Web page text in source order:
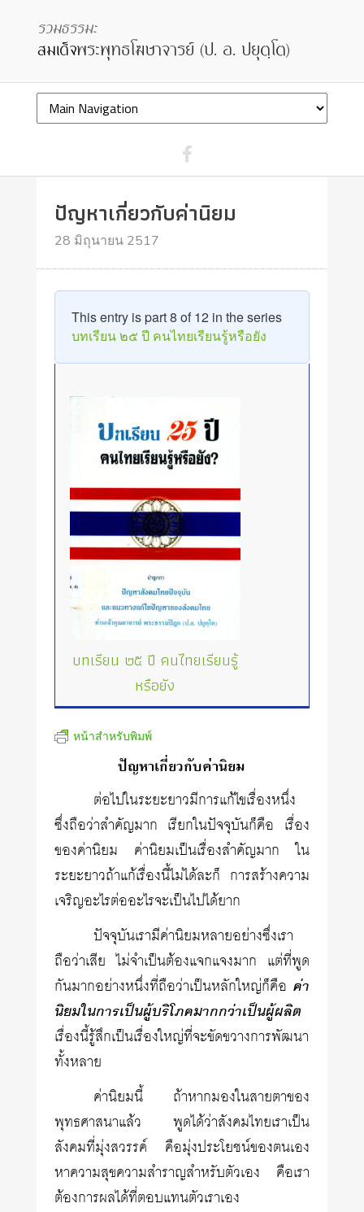
ปัญหาเกี่ยวกับค่านิยม
28 มิถุนายน 2517
This entry is part 8 of 12 in the series
บทเรียน ๒๕ ปี คนไทยเรียนรู้หรือยัง
บทเรียน ๒๕ ปี คนไทยเรียนรู้
หรือยัง
หน้าสำหรับพิมพ์
ปัญหาเกี่ยวกับค่านิยม
ต่อไปในระยะยาวมีการแก้ไขเรื่องหนึ่ง
ซึ่งถือว่าสำคัญมาก เรียกในปัจจุบันก็คือ เรื่อง
ของค่านิยม ค่านิยมเป็นเรื่องสำคัญมาก ใน
ระยะยาวถ้าแก้เรื่องนี้ไม่ได้ละก็ การสร้างความ
เจริญอะไรต่ออะไรจะเป็นไปได้ยาก
ปัจจุบันเรามีค่านิยมหลายอย่างซึ่งเรา
ถือว่าเสีย ไม่จำเป็นต้องแจกแจงมาก แต่ที่พูด
กันมากอย่างหนึ่งที่ถือว่าเป็นหลักใหญ่ก็คือ ค่า
นิยมในการเป็นผู้บริโภคมากกว่าเป็นผู้ผลิต
เรื่องนี้รู้สึกเป็นเรื่องใหญ่ที่จะขัดขวางการพัฒนา
ทั้งหลาย
ค่านิยมนี้ ถ้าหากมองในสายตาของ
พุทธศาสนาแล้ว พูดได้ว่าสังคมไทยเราเป็น
สังคมที่มุ่งสวรรค์ คือมุ่งประโยชน์ของตนเอง
หาความสุขความสำราญสำหรับตัวเอง คือเรา
ต้องการผลได้ที่ตอบแทนตัวเราเอง